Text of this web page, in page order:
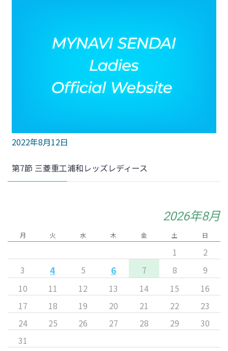
2022年8月12日
第7節 三菱重工浦和レッズレディース
2026年8月
月 火 水 木 金 土 日
1
2
3
4 5 6 7 8
9
10
11 12 13 14 15
16
17
18 19 20 21 22
23
24
25 26 27 28 29
30
31